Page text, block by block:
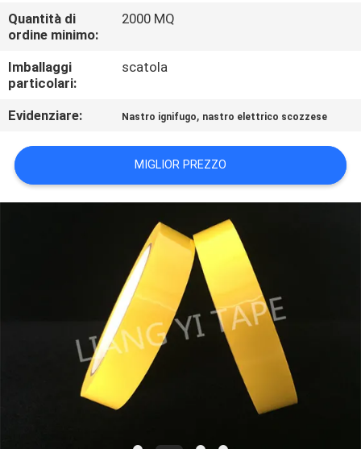
CONTROLLO
DI
QUALITÀ
CONTATTICI
NOTIZIE
Quantità di
ordine minimo:
2000 MQ
Imballaggi
particolari:
scatola
Evidenziare: Nastro ignifugo, nastro elettrico scozzese
MIGLIOR PREZZO